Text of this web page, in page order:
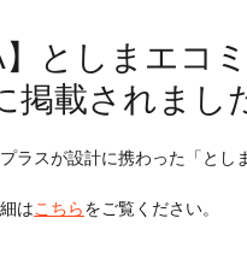
】としまエコ
掲載されまし
ラスが設計に携わった「とし
はこちらをご覧ください。